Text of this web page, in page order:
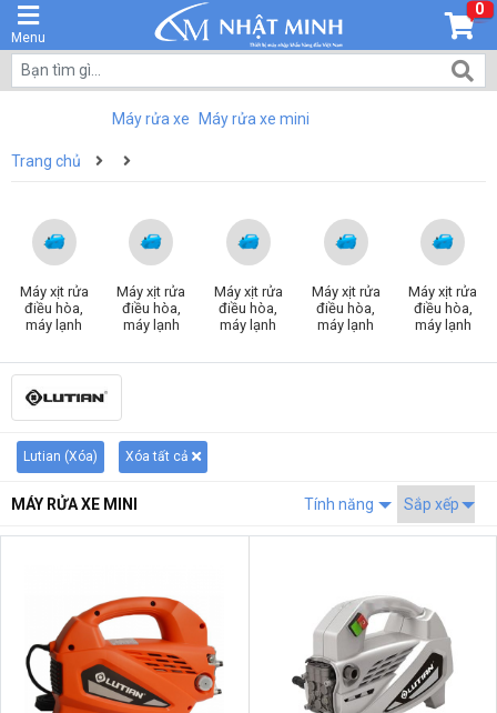
Menu
0
Trang chủ
Máy rửa xe Máy rửa xe mini
Máy xịt rửa
điều hòa,
máy lạnh
Máy xịt rửa
điều hòa,
máy lạnh
Máy xịt rửa
điều hòa,
máy lạnh
Máy xịt rửa
điều hòa,
máy lạnh
Máy xịt rửa
điều hòa,
máy lạnh
Lutian (Xóa) Xóa tất cả
MÁY RỬA XE MINI Tính năng